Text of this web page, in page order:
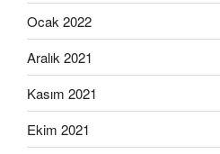
Ocak 2022
Aralık 2021
Kasım 2021
Ekim 2021